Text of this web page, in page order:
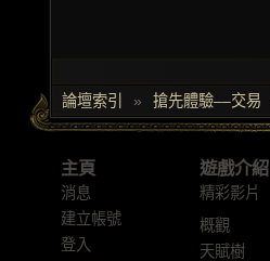
論壇索引 » 搶先體驗––交易
主頁
消息
建立帳號
登入
遊戲介紹
精彩影片
概觀
天賦樹